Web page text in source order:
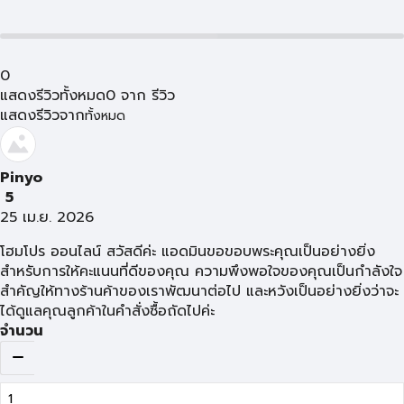
0
แสดงรีวิวทั้งหมด0 จาก รีวิว
แสดงรีวิวจากทั้งหมด
Pinyo
5
25 เม.ย. 2026
โฮมโปร ออนไลน์ สวัสดีค่ะ แอดมินขอขอบพระคุณเป็นอย่างยิ่ง
สำหรับการให้คะแนนที่ดีของคุณ ความพึงพอใจของคุณเป็นกำลังใจ
สำคัญให้ทางร้านค้าของเราพัฒนาต่อไป และหวังเป็นอย่างยิ่งว่าจะ
ได้ดูแลคุณลูกค้าในคำสั่งซื้อถัดไปค่ะ
จำนวน